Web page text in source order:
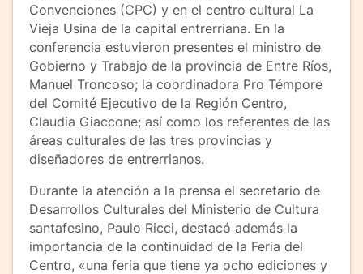
Convenciones (CPC) y en el centro cultural La
Vieja Usina de la capital entrerriana. En la
conferencia estuvieron presentes el ministro de
Gobierno y Trabajo de la provincia de Entre Ríos,
Manuel Troncoso; la coordinadora Pro Témpore
del Comité Ejecutivo de la Región Centro,
Claudia Giaccone; así como los referentes de las
áreas culturales de las tres provincias y
diseñadores de entrerrianos.
Durante la atención a la prensa el secretario de
Desarrollos Culturales del Ministerio de Cultura
santafesino, Paulo Ricci, destacó además la
importancia de la continuidad de la Feria del
Centro, «una feria que tiene ya ocho ediciones y